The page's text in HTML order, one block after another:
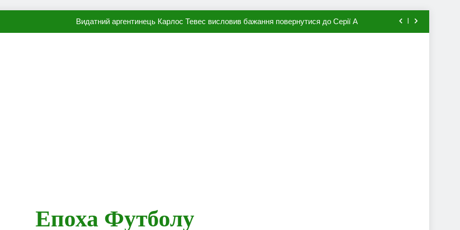
Видатний аргентинець Карлос Тевес висловив бажання повернутися до Серії А
Епоха Футболу